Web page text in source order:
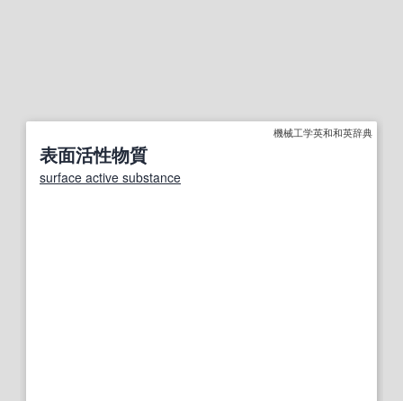
機械工学英和和英辞典
表面活性物質
surface active substance